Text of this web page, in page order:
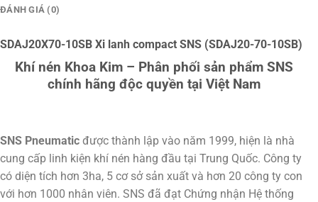
ĐÁNH GIÁ (0)
SDAJ20X70-10SB Xi lanh compact SNS (SDAJ20-70-10SB)
Khí nén Khoa Kim – Phân phối sản phẩm SNS
chính hãng độc quyền tại Việt Nam
SNS Pneumatic được thành lập vào năm 1999, hiện là nhà
cung cấp linh kiện khí nén hàng đầu tại Trung Quốc. Công ty
có diện tích hơn 3ha, 5 cơ sở sản xuất và hơn 20 công ty con
với hơn 1000 nhân viên. SNS đã đạt Chứng nhận Hệ thống